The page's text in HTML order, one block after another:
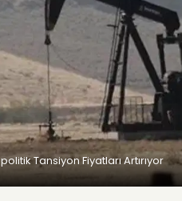
Tansiyon Fiyatları Artırıyor